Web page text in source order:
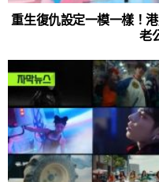
重生復仇設定一模一樣！
老